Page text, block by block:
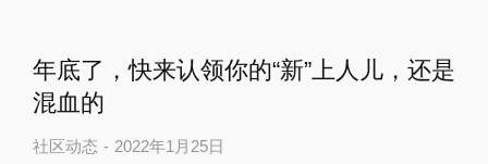
年底了，快来认领你的“新”上人儿，还是
混血的
社区动态 2022年1月25日